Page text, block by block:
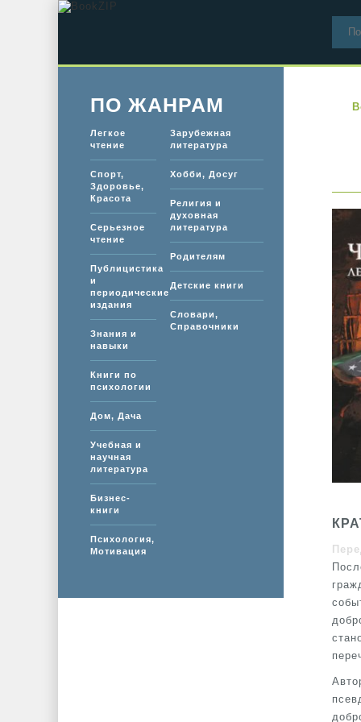
ПО ЖАНРАМ
Легкое
чтение
Спорт,
Здоровье,
Красота
Серьезное
чтение
Публицистика
и
периодические
издания
Знания и
навыки
Книги по
психологии
Дом, Дача
Учебная и
научная
литература
Бизнес-
книги
Психология,
Мотивация
Зарубежная
литература
Хобби, Досуг
Религия и
духовная
литература
Родителям
Детские книги
Словари,
Справочники